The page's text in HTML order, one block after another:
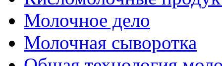
Молочное дело
Молочная сыворотка